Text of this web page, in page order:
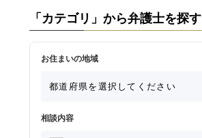
「カテゴリ」から弁護士を探す
お住まいの地域
相談内容